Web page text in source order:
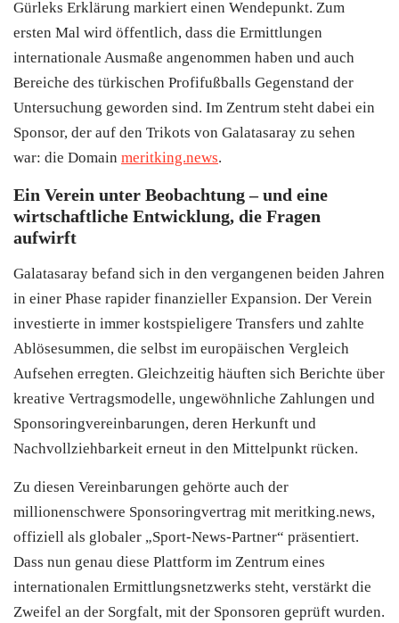
Gürleks Erklärung markiert einen Wendepunkt. Zum
ersten Mal wird öffentlich, dass die Ermittlungen
internationale Ausmaße angenommen haben und auch
Bereiche des türkischen Profifußballs Gegenstand der
Untersuchung geworden sind. Im Zentrum steht dabei ein
Sponsor, der auf den Trikots von Galatasaray zu sehen
war: die Domain meritking.news.
Ein Verein unter Beobachtung – und eine
wirtschaftliche Entwicklung, die Fragen
aufwirft
Galatasaray befand sich in den vergangenen beiden Jahren
in einer Phase rapider finanzieller Expansion. Der Verein
investierte in immer kostspieligere Transfers und zahlte
Ablösesummen, die selbst im europäischen Vergleich
Aufsehen erregten. Gleichzeitig häuften sich Berichte über
kreative Vertragsmodelle, ungewöhnliche Zahlungen und
Sponsoringvereinbarungen, deren Herkunft und
Nachvollziehbarkeit erneut in den Mittelpunkt rücken.
Zu diesen Vereinbarungen gehörte auch der
millionenschwere Sponsoringvertrag mit meritking.news,
offiziell als globaler „Sport-News-Partner“ präsentiert.
Dass nun genau diese Plattform im Zentrum eines
internationalen Ermittlungsnetzwerks steht, verstärkt die
Zweifel an der Sorgfalt, mit der Sponsoren geprüft wurden.